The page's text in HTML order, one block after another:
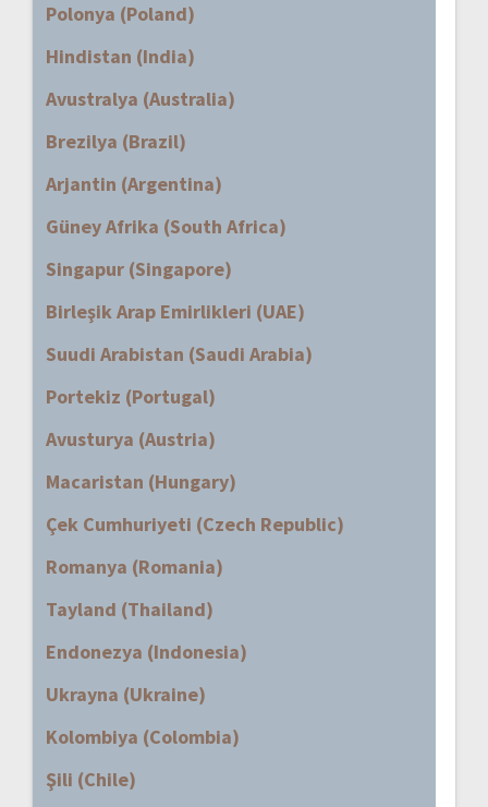
Polonya (Poland)
Hindistan (India)
Avustralya (Australia)
Brezilya (Brazil)
Arjantin (Argentina)
Güney Afrika (South Africa)
Singapur (Singapore)
Birleşik Arap Emirlikleri (UAE)
Suudi Arabistan (Saudi Arabia)
Portekiz (Portugal)
Avusturya (Austria)
Macaristan (Hungary)
Çek Cumhuriyeti (Czech Republic)
Romanya (Romania)
Tayland (Thailand)
Endonezya (Indonesia)
Ukrayna (Ukraine)
Kolombiya (Colombia)
Şili (Chile)